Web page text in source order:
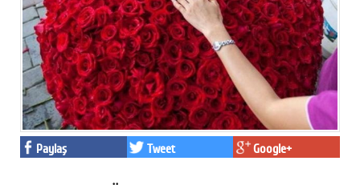
Paylaş Tweet Google+